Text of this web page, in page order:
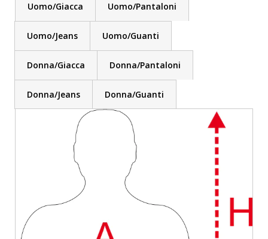
Uomo/Giacca Uomo/Pantaloni
Uomo/Jeans Uomo/Guanti
Donna/Giacca Donna/Pantaloni
Donna/Jeans Donna/Guanti